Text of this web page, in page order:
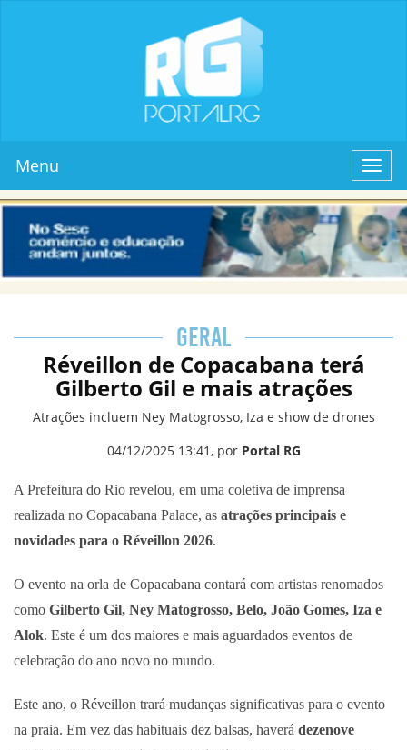
Menu
GERAL
Réveillon de Copacabana terá
Gilberto Gil e mais atrações
Atrações incluem Ney Matogrosso, Iza e show de drones
04/12/2025 13:41, por Portal RG
A Prefeitura do Rio revelou, em uma coletiva de imprensa
realizada no Copacabana Palace, as atrações principais e
novidades para o Réveillon 2026.
O evento na orla de Copacabana contará com artistas renomados
como Gilberto Gil, Ney Matogrosso, Belo, João Gomes, Iza e
Alok. Este é um dos maiores e mais aguardados eventos de
celebração do ano novo no mundo.
Este ano, o Réveillon trará mudanças significativas para o evento
na praia. Em vez das habituais dez balsas, haverá dezenove